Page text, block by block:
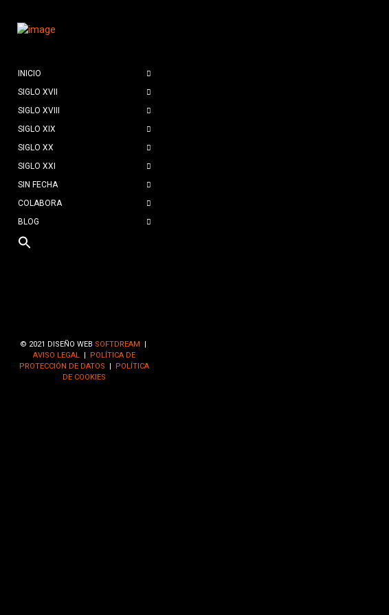
INICIO
SIGLO XVII
SIGLO XVIII
SIGLO XIX
SIGLO XX
SIGLO XXI
SIN FECHA
COLABORA
BLOG
© 2021 DISEÑO WEB SOFTDREAM |
AVISO LEGAL | POLÍTICA DE
PROTECCIÓN DE DATOS | POLÍTICA
DE COOKIES